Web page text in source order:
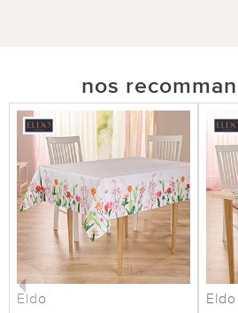
nos
Eldo Eldo